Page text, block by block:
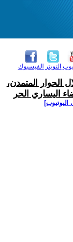
الفيسبوك التويتر
الحوار المتمدن،
اليساري الحر